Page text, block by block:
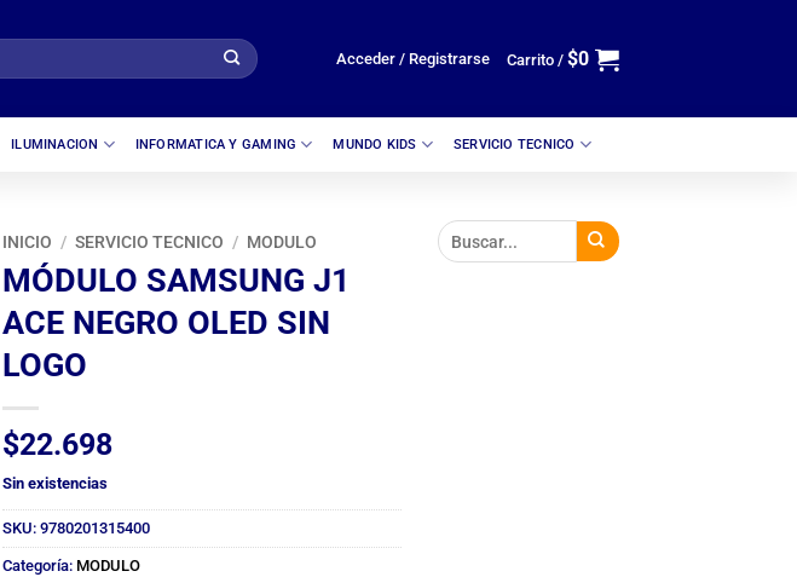
Acceder / Registrarse Carrito / $0
ILUMINACION INFORMATICA Y GAMING MUNDO KIDS SERVICIO TECNICO
INICIO / SERVICIO TECNICO / MODULO
MÓDULO SAMSUNG J1
ACE NEGRO OLED SIN
LOGO
$22.698
Sin existencias
SKU: 9780201315400
Categoría: MODULO